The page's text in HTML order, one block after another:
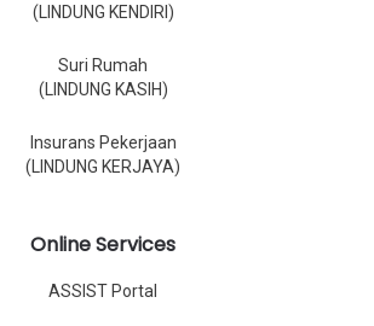
(LINDUNG KENDIRI)
Suri Rumah
(LINDUNG KASIH)
Insurans Pekerjaan
(LINDUNG KERJAYA)
Online Services
ASSIST Portal